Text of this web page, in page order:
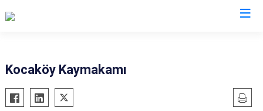
Kocaköy Kaymakamı